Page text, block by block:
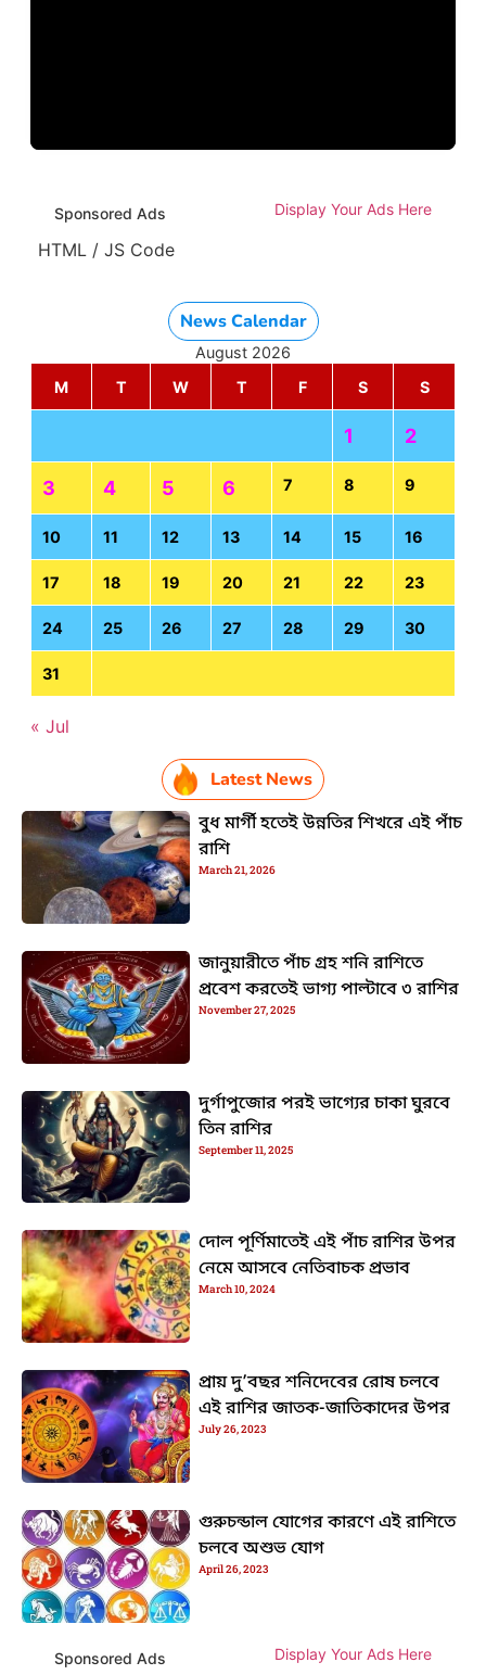
Sponsored Ads Display Your Ads Here
HTML / JS Code
News Calendar
August 2026
M
T W T F S S
1 2
3 4 5 6 7 8 9
10 11 12 13 14 15 16
17 18 19 20 21 22 23
24 25 26 27 28 29 30
31
« Jul
Latest News
বুধ মার্গী হতেই উন্নতির শিখরে এই পাঁচ
রাশি
March 21, 2026
জানুয়ারীতে পাঁচ গ্রহ শনি রাশিতে
প্রবেশ করতেই ভাগ্য পাল্টাবে ৩ রাশির
November 27, 2025
দুর্গাপুজোর পরই ভাগ্যের চাকা ঘুরবে
তিন রাশির
September 11, 2025
দোল পূর্ণিমাতেই এই পাঁচ রাশির উপর
নেমে আসবে নেতিবাচক প্রভাব
March 10, 2024
প্রায় দু’বছর শনিদেবের রোষ চলবে
এই রাশির জাতক-জাতিকাদের উপর
July 26, 2023
গুরুচন্ডাল যোগের কারণে এই রাশিতে
চলবে অশুভ যোগ
April 26, 2023
Sponsored Ads Display Your Ads Here